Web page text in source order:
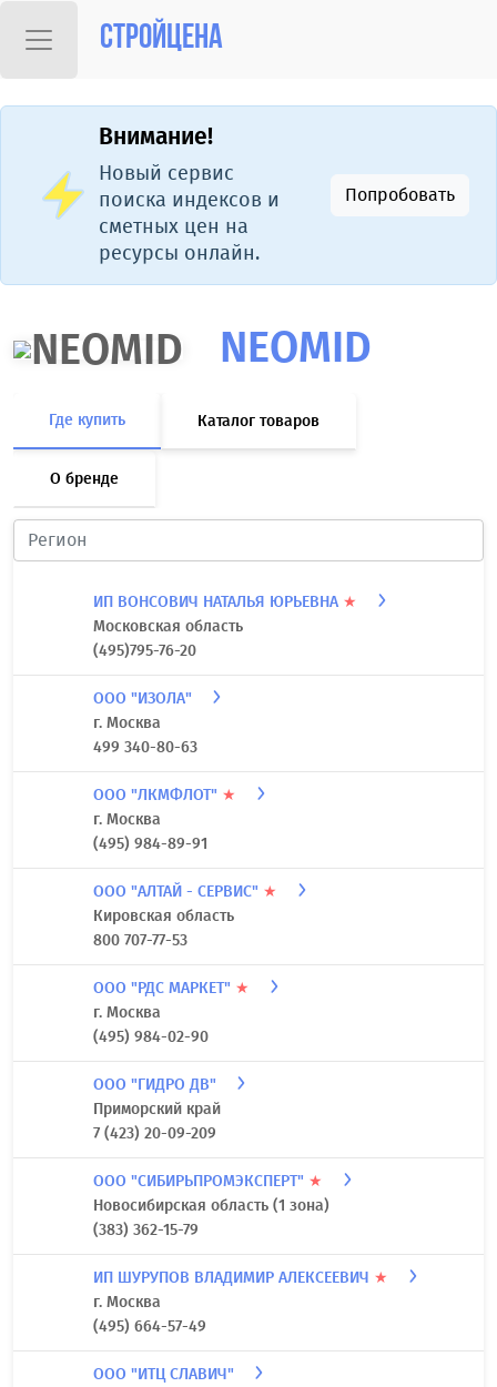
Стройцена
Внимание!
Новый сервис
поиска индексов и
сметных цен на
ресурсы онлайн.
Попробовать
NEOMID
Где купить Каталог товаров
О бренде
ИП ВОНСОВИЧ НАТАЛЬЯ ЮРЬЕВНА ★
Московская область
(495)795-76-20
ООО "ИЗОЛА"
г. Москва
499 340-80-63
ООО "ЛКМФЛОТ" ★
г. Москва
(495) 984-89-91
ООО "АЛТАЙ - СЕРВИС" ★
Кировская область
800 707-77-53
ООО "РДС МАРКЕТ" ★
г. Москва
(495) 984-02-90
ООО "ГИДРО ДВ"
Приморский край
7 (423) 20-09-209
ООО "СИБИРЬПРОМЭКСПЕРТ" ★
Новосибирская область (1 зона)
(383) 362-15-79
ИП ШУРУПОВ ВЛАДИМИР АЛЕКСЕЕВИЧ ★
г. Москва
(495) 664-57-49
ООО "ИТЦ СЛАВИЧ"